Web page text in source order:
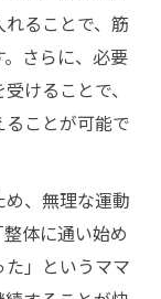
ることで、筋
さらに、必要
けることで、
ことが可能で
、無理な運動
体に通い始め
」というママ